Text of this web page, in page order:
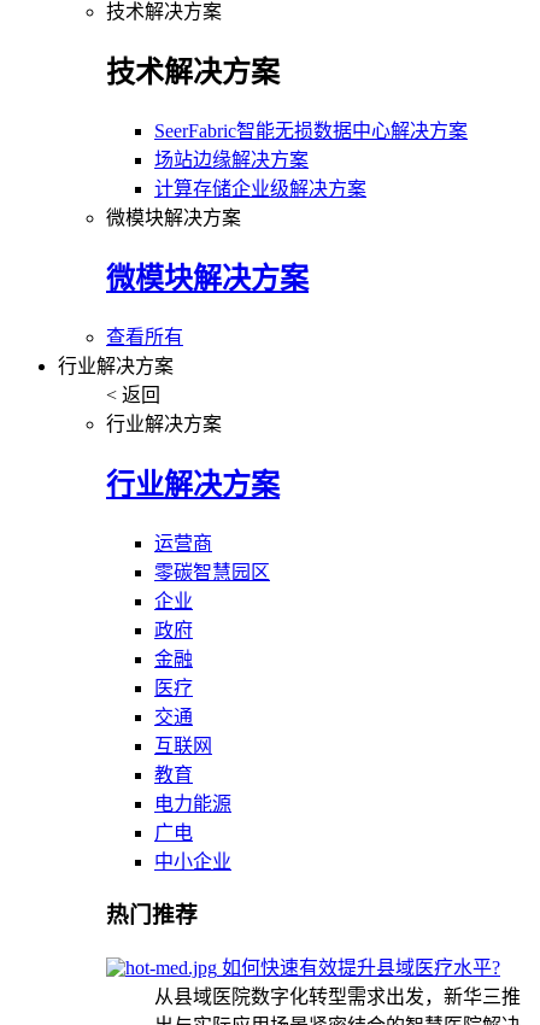
技术解决方案
技术解决方案
SeerFabric智能无损数据中心解决方案
场站边缘解决方案
计算存储企业级解决方案
微模块解决方案
微模块解决方案
查看所有
行业解决方案
< 返回
行业解决方案
行业解决方案
运营商
零碳智慧园区
企业
政府
金融
医疗
交通
互联网
教育
电力能源
广电
中小企业
热门推荐
如何快速有效提升县域医疗水平?
从县域医院数字化转型需求出发，新华三推